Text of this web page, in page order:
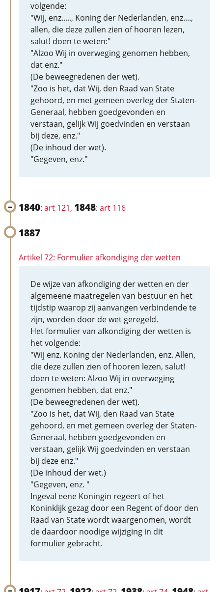
volgende:
"Wij, enz....., Koning der Nederlanden, enz....,
allen, die deze zullen zien of hooren lezen,
salut! doen te weten:"
"Alzoo Wij in overweging genomen hebben,
dat enz."
(De beweegredenen der wet).
"Zoo is het, dat Wij, den Raad van State
gehoord, en met gemeen overleg der Staten-
Generaal, hebben goedgevonden en
verstaan, gelijk Wij goedvinden en verstaan
bij deze, enz."
(De inhoud der wet).
"Gegeven, enz."
1840: art 121, 1848: art 116
1887
Artikel 72: Formulier afkondiging der wetten
De wijze van afkondiging der wetten en der
algemeene maatregelen van bestuur en het
tijdstip waarop zij aanvangen verbindende te
zijn, worden door de wet geregeld.
Het formulier van afkondiging der wetten is
het volgende:
"Wij enz. Koning der Nederlanden, enz. Allen,
die deze zullen zien of hooren lezen, salut!
doen te weten: Alzoo Wij in overweging
genomen hebben, dat enz."
(De beweegredenen der wet).
"Zoo is het, dat Wij, den Raad van State
gehoord, en met gemeen overleg der Staten-
Generaal, hebben goedgevonden en
verstaan, gelijk Wij goedvinden en verstaan
bij deze enz."
(De inhoud der wet.)
"Gegeven, enz. "
Ingeval eene Koningin regeert of het
Koninklijk gezag door een Regent of door den
Raad van State wordt waargenomen, wordt
de daardoor noodige wijziging in dit
formulier gebracht.